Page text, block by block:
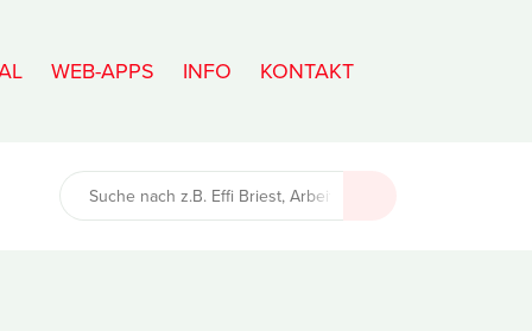
WEB-APPS INFO KONTAKT